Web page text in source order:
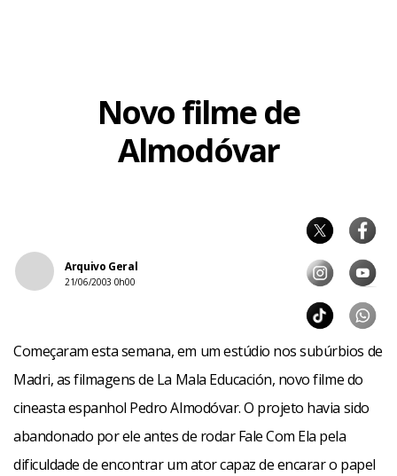
Novo filme de
Almodóvar
Arquivo Geral
21/06/2003 0h00
Começaram esta semana, em um estúdio nos subúrbios de
Madri, as filmagens de La Mala Educación, novo filme do
cineasta espanhol Pedro Almodóvar. O projeto havia sido
abandonado por ele antes de rodar Fale Com Ela pela
dificuldade de encontrar um ator capaz de encarar o papel